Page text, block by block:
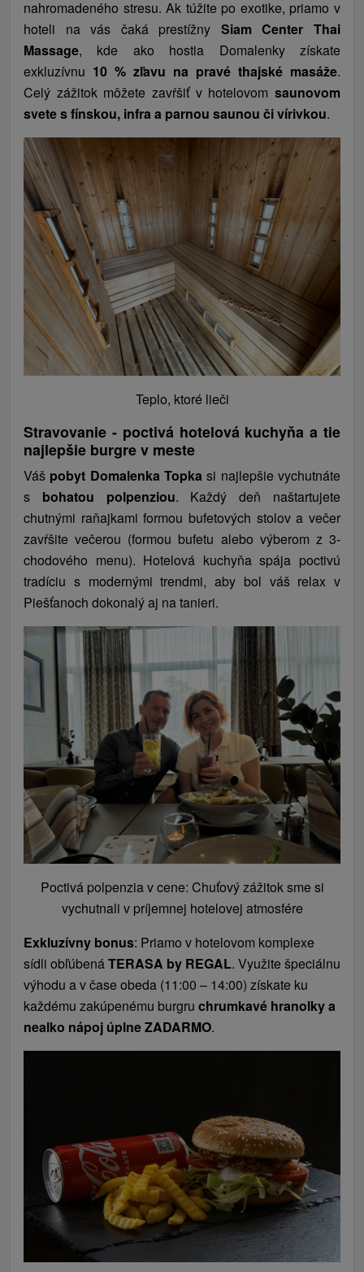
nahromadeného stresu. Ak túžite po exotike, priamo v
hoteli na vás čaká prestížny Siam Center Thai
Massage, kde ako hostia Domalenky získate
exkluzívnu 10 % zľavu na pravé thajské masáže.
Celý zážitok môžete zavŕšiť v hotelovom saunovom
svete s fínskou, infra a parnou saunou či vírivkou.
Teplo, ktoré lieči
Stravovanie - poctivá hotelová kuchyňa a tie
najlepšie burgre v meste
Váš pobyt Domalenka Topka si najlepšie vychutnáte
s bohatou polpenziou. Každý deň naštartujete
chutnými raňajkami formou bufetových stolov a večer
zavŕšite večerou (formou bufetu alebo výberom z 3-
chodového menu). Hotelová kuchyňa spája poctivú
tradíciu s modernými trendmi, aby bol váš relax v
Piešťanoch dokonalý aj na tanieri.
Poctivá polpenzia v cene: Chuťový zážitok sme si
vychutnali v príjemnej hotelovej atmosfére
Exkluzívny bonus: Priamo v hotelovom komplexe
sídli obľúbenáTERASA by REGAL. Využite špeciálnu
výhodu a v čase obeda (11:00 – 14:00) získate ku
každému zakúpenému burgru chrumkavé hranolky a
nealko nápoj úplne ZADARMO.